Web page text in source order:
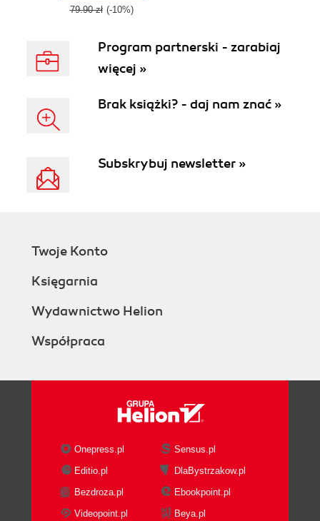
79.90 zł (-10%)
Program partnerski - zarabiaj
więcej »
Brak książki? - daj nam znać »
Subskrybuj newsletter »
Twoje Konto
Księgarnia
Wydawnictwo Helion
Współpraca
Onepress.pl
Sensus.pl
Editio.pl
DlaBystrzakow.pl
Bezdroza.pl
Ebookpoint.pl
Videopoint.pl
Beya.pl